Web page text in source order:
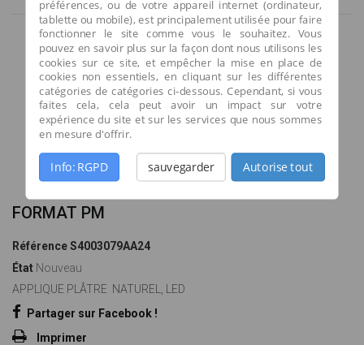
préférences, ou de votre appareil internet (ordinateur,
tablette ou mobile), est principalement utilisée pour faire
fonctionner le site comme vous le souhaitez. Vous
pouvez en savoir plus sur la façon dont nous utilisons les
cookies sur ce site, et empêcher la mise en place de
cookies non essentiels, en cliquant sur les différentes
catégories de catégories ci-dessous. Cependant, si vous
faites cela, cela peut avoir un impact sur votre
expérience du site et sur les services que nous sommes
en mesure d'offrir.
Info: RGPD sauvegarder Autorise tout
Agrandir l'image
FORMAT PM
RéférenceS4003079AA24
État Nouveau
APPLIQUE PLÂTRE NATUREL, LED
Partager sur Facebook !
Imprimer